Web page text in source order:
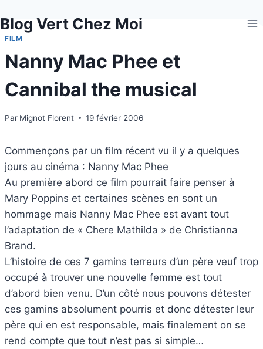
au
contenu
Blog Vert Chez Moi
FILM
Nanny Mac Phee et
Cannibal the musical
Par Mignot Florent 19 février 2006
Commençons par un film récent vu il y a quelques
jours au cinéma : Nanny Mac Phee
Au première abord ce film pourrait faire penser à
Mary Poppins et certaines scènes en sont un
hommage mais Nanny Mac Phee est avant tout
l’adaptation de « Chere Mathilda » de Christianna
Brand.
L’histoire de ces 7 gamins terreurs d’un père veuf trop
occupé à trouver une nouvelle femme est tout
d’abord bien venu. D’un côté nous pouvons détester
ces gamins absolument pourris et donc détester leur
père qui en est responsable, mais finalement on se
rend compte que tout n’est pas si simple…